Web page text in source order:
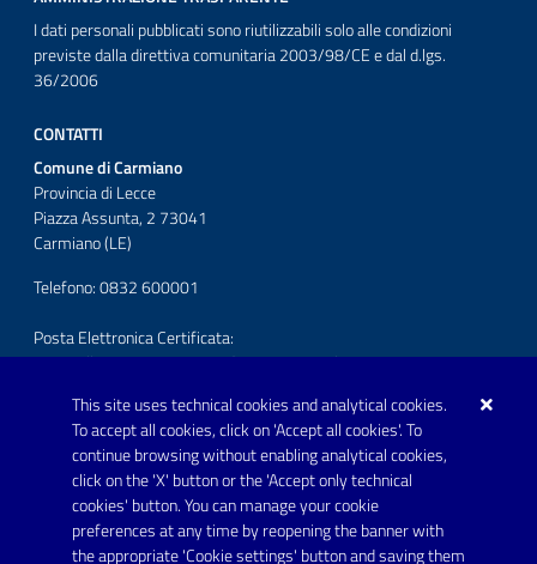
This site uses technical cookies and analytical cookies.
To accept all cookies, click on 'Accept all cookies'. To
continue browsing without enabling analytical cookies,
click on the 'X' button or the 'Accept only technical
cookies' button. You can manage your cookie
preferences at any time by reopening the banner with
the appropriate 'Cookie settings' button and saving them
I dati personali pubblicati sono riutilizzabili solo alle condizioni
previste dalla direttiva comunitaria 2003/98/CE e dal d.lgs.
36/2006
CONTATTI
Comune di Carmiano
Provincia di Lecce
Piazza Assunta, 2 73041
Carmiano (LE)
Telefono: 0832 600001
Posta Elettronica Certificata:
protocollo.comunecarmiano@pec.rupar.puglia.it
URP - Ufficio Relazioni con il Pubblico
FOLLOW US ON
Youtube